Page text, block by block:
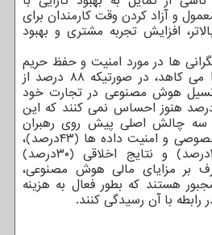
و آزاد کردن وقت کارمندان برای
افزایش تجربه مشتری و بهبود
ها در مورد امنیت و حفظ حریم
خصوصی، نرخ پذیرش را می کاهد، در صورتیکه ۸۸ درصد از
هوش مصنوعی در تجارت خود
زده هستند، ۴۴ درصد هنوز احساس نمی کنند که این
سه چالش اصلی پیش روی رهبران
کسب وکار، حفظ حریم خصوصی و امنیت داده ها (۴۳درصد)،
تاثیر بر نیروی کار (۳۲درصد) و نتایج اخلاقی (۳۰درصد)
بر مزایای مالی هوش مصنوعی،
هستند که بطور فعال به هزینه
با آن رسیدگی کنند.